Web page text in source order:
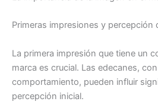
Primeras impresiones y percepción
La primera impresión que tiene un
marca es crucial. Las edecanes,
comportamiento, pueden influir
percepción inicial.